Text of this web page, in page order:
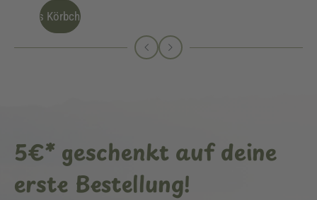
Ins Körbchen
5€* geschenkt auf deine
erste Bestellung!